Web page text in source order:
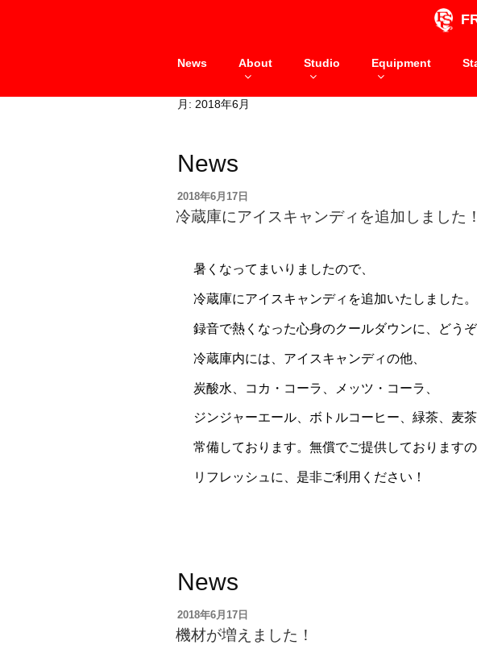
News About Studio Equipment
月: 2018年6月
News
投
稿
日:
2018年6月17日
冷蔵庫にアイスキャンディを追加しました！
暑くなってまいりましたので、
冷蔵庫にアイスキャンディを追加いたしました。
録音で熱くなった心身のクールダウンに、どうぞ
冷蔵庫内には、アイスキャンディの他、
炭酸水、コカ・コーラ、メッツ・コーラ、
ジンジャーエール、ボトルコーヒー、緑茶、麦
常備しております。無償でご提供しております
リフレッシュに、是非ご利用ください！
News
投
稿
日:
2018年6月17日
機材が増えました！